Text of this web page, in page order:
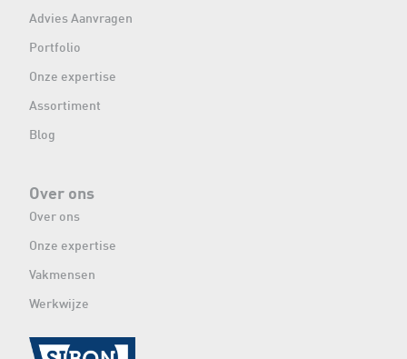
Advies Aanvragen
Portfolio
Onze expertise
Assortiment
Blog
Over ons
Over ons
Onze expertise
Vakmensen
Werkwijze